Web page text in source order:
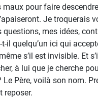
maux pour faire
Je troquerais
questions, mes idées,
il quelqu’un ici qui
s’il est invisible. Et
à lui que je cherche
Le Père, voilà son nom.
reposer.